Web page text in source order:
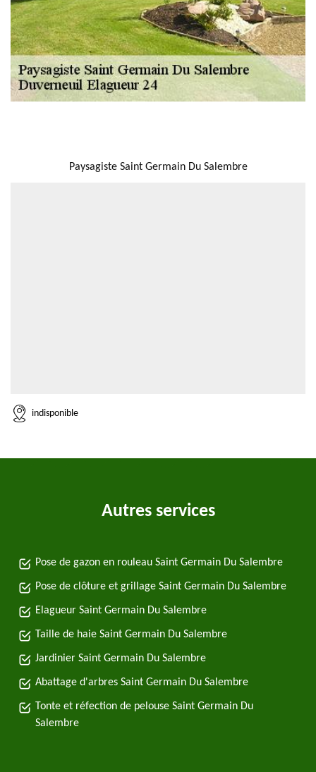
Paysagiste Saint Germain Du Salembre
indisponible
Autres services
Pose de gazon en rouleau Saint Germain Du Salembre
Pose de clôture et grillage Saint Germain Du Salembre
Elagueur Saint Germain Du Salembre
Taille de haie Saint Germain Du Salembre
Jardinier Saint Germain Du Salembre
Abattage d'arbres Saint Germain Du Salembre
Tonte et réfection de pelouse Saint Germain Du
Salembre